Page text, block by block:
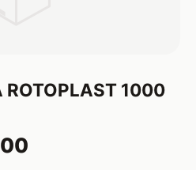
ROTOPLAST 1000